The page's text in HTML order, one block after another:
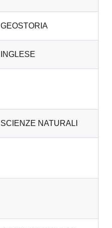
GEOSTORIA
INGLESE
SCIENZE NATURALI